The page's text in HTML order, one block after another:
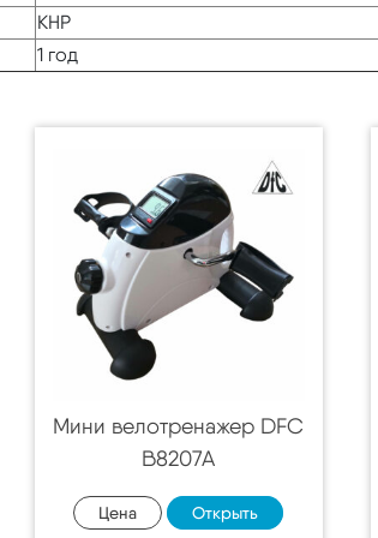
КНР
1 год
Мини велотренажер DFC
B8207A
Цена Открыть